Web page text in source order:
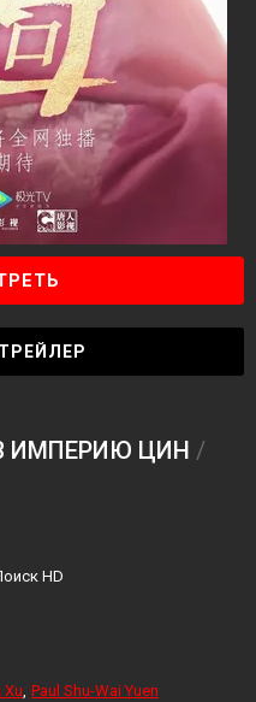
ИМПЕРИЮ ЦИН /
HD
Xu Paul Shu-Wai Yuen